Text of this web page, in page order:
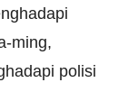
ming,
polisi